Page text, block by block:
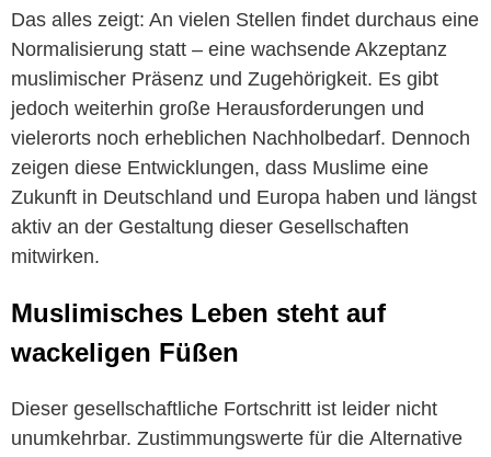
Das alles zeigt: An vielen Stellen findet durchaus eine
Normalisierung statt – eine wachsende Akzeptanz
muslimischer Präsenz und Zugehörigkeit. Es gibt
jedoch weiterhin große Herausforderungen und
vielerorts noch erheblichen Nachholbedarf. Dennoch
zeigen diese Entwicklungen, dass Muslime eine
Zukunft in Deutschland und Europa haben und längst
aktiv an der Gestaltung dieser Gesellschaften
mitwirken.
Muslimisches Leben steht auf
wackeligen Füßen
Dieser gesellschaftliche Fortschritt ist leider nicht
unumkehrbar. Zustimmungswerte für die Alternative